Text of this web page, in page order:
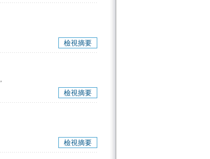
檢視摘要
檢視摘要
檢視摘要